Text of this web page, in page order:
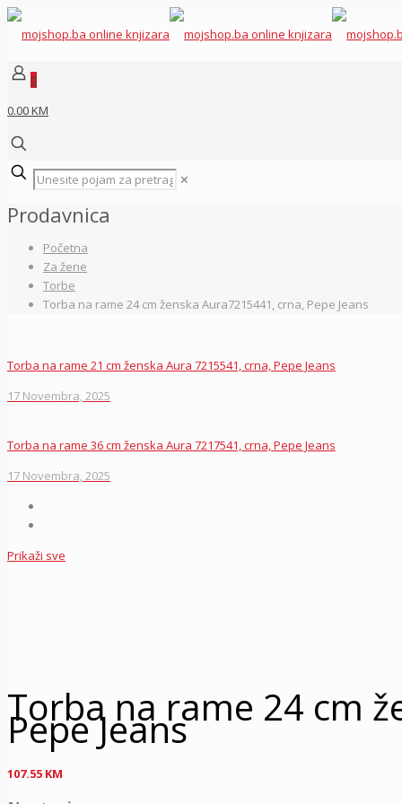
0
0.00 KM
✕
Prodavnica
Početna
Za žene
Torbe
Torba na rame 24 cm ženska Aura7215441, crna, Pepe Jeans
Torba na rame 21 cm ženska Aura 7215541, crna, Pepe Jeans
17 Novembra, 2025
Torba na rame 36 cm ženska Aura 7217541, crna, Pepe Jeans
17 Novembra, 2025
Prikaži sve
Torba na rame 24 cm
Pepe Jeans
107.55 KM